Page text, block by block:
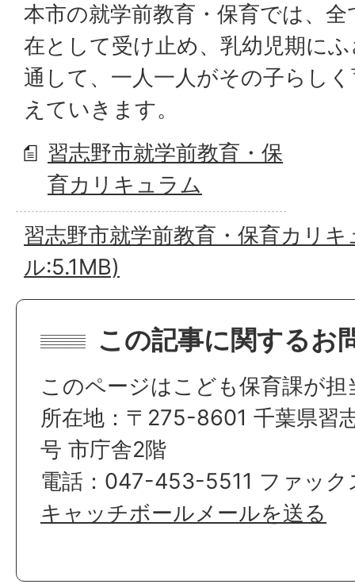
本市の就学前教育・保育では、
在として受け止め、乳幼児期に
通して、一人一人がその子らし
えていきます。
習志野市就学前教育・保
育カリキュラム
習志野市就学前教育・保育カリ
ル:5.1MB)
この記事に関するお
このページはこども保育課が
所在地：〒275-8601 千葉県習
号 市庁舎2階
電話：047-453-5511 ファッ
キャッチボールメールを送る